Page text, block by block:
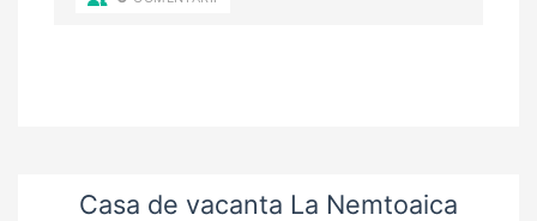
Casa de vacanta La Nemtoaica